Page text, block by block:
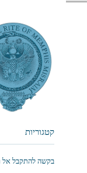
קטגוריות
בקשה להתקבל אל